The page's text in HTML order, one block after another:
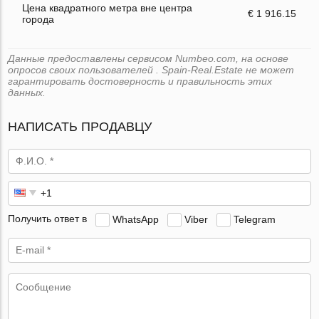
Цена квадратного метра вне центра
города
€ 1 916.15
Данные предоставлены сервисом Numbeo.com, на основе
опросов своих пользователей . Spain-Real.Estate не может
гарантировать достоверность и правильность этих
данных.
НАПИСАТЬ ПРОДАВЦУ
Получить ответ в WhatsApp Viber Telegram